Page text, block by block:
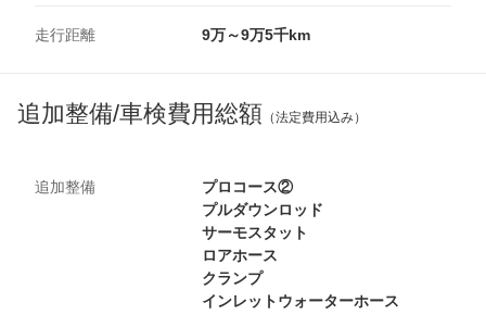
走行距離 9万～9万5千km
追加整備/車検費用総額 （法定費用込み）
追加整備
プロコース②
プルダウンロッド
サーモスタット
ロアホース
クランプ
インレットウォーターホース